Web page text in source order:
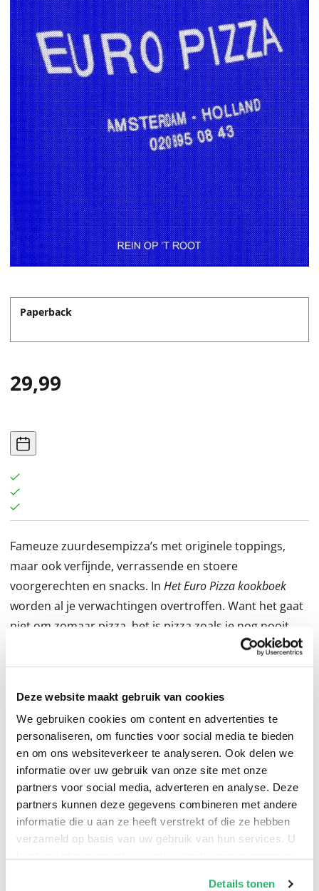
Deze website maakt gebruik van cookies
We gebruiken cookies om content en advertenties te
personaliseren, om functies voor social media te bieden
en om ons websiteverkeer te analyseren. Ook delen we
informatie over uw gebruik van onze site met onze
partners voor social media, adverteren en analyse. Deze
partners kunnen deze gegevens combineren met andere
informatie die u aan ze heeft verstrekt of die ze hebben
verzameld op basis van uw gebruik van hun services. U
Details tonen
Paperback
29,99
Fameuze zuurdesempizza’s met originele toppings,
maar ook verfijnde, verrassende en stoere
voorgerechten en snacks. In Het Euro Pizza kookboek
worden al je verwachtingen overtroffen. Want het gaat
niet om zomaar pizza, het is pizza zoals je nog nooit
eerder hebt geproefd: zuurdesempizza’s met de meest
culinaire toppings. Denk aan pizza margherita met
of een met andijvie en geroosterde amandelen.
Daarnaast geeft chef Rein Op ’t Root zijn lekkerste
recepten voor snacks en voorgerechten om
voorafgaand aan de pizza’s te eten. Ook desserts en
bijpassende drankjes ontbreken niet.
Op humoristische en droge wijze, die doet denken aan
de stijl van Anthony Bourdain, neemt Op ’t Root je mee
restaurant is: hoe begin je (niet) een restaurant, hoe